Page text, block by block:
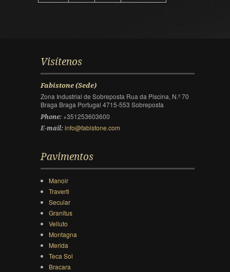
Visítenos
Fabistone (Sede)
Zona Industrial de Sobreposta Rua da Piscina, N.º 70
Braga Braga Portugal 4715-553 Sobreposta
Phone:+351253603600
E-mail: info@fabistone.com
Pavimentos
Manoir
Traverti
Secular
Granitus
Velluto
Montagna
Merida
Teca Sol
Bracara